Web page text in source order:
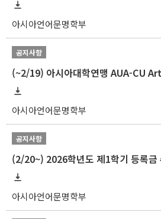
아시아언어문명학부
공지사항
아시아언어문명학부
공지사항
아시아언어문명학부